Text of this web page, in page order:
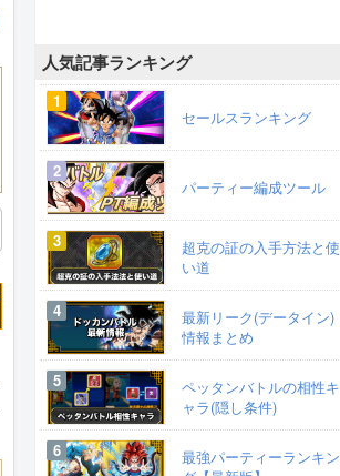
人気記事ランキング
セールスランキング
パーティー編成ツール
超克の証の入手方法と使
い道
最新リーク(データイン)
情報まとめ
ペッタンバトルの相性キ
ャラ(隠し条件)
最強パーティーランキン